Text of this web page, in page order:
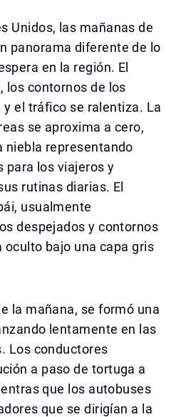
Unidos, las mañanas de
panorama diferente de lo
en la región. El
los contornos de los
el tráfico se ralentiza. La
se aproxima a cero,
niebla representando
para los viajeros y
rutinas diarias. El
usualmente
despejados y contornos
bajo una capa gris
la mañana, se formó una
lentamente en las
Los conductores
a paso de tortuga a
que los autobuses
que se dirigían a la